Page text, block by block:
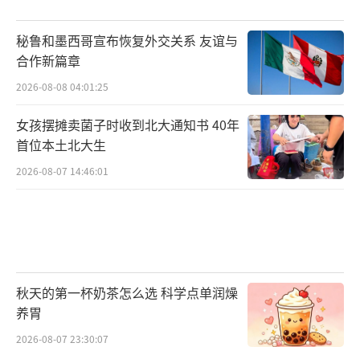
秘鲁和墨西哥宣布恢复外交关系 友谊与
合作新篇章
2026-08-08 04:01:25
女孩摆摊卖菌子时收到北大通知书 40年
首位本土北大生
2026-08-07 14:46:01
秋天的第一杯奶茶怎么选 科学点单润燥
养胃
2026-08-07 23:30:07